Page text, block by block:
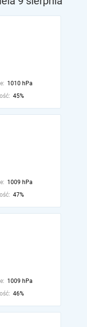
1010 hPa
45%
1009 hPa
47%
1009 hPa
46%